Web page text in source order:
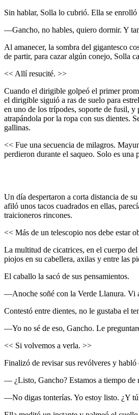
Sin hablar, Solla lo cubrió. Ella se enrolló
—Gancho, no hables, quiero dormir. Y
Al amanecer, la sombra del gigantesco
de partir, para cazar algún conejo, Solla
<< Allí resucité. >>
Cuando el dirigible golpeó el primer
el dirigible siguió a ras de suelo para
en uno de los trípodes, soporte de fusil,
atrapándola por la ropa con sus dientes.
gallinas.
<< Fue una secuencia de milagros.
perdieron durante el saqueo. Solo es una
Un día despertaron a corta distancia de
afiló unos tacos cuadrados en ellas,
traicioneros rincones.
<< Más de un telescopio nos debe estar
La multitud de cicatrices, en el cuerpo
piojos en su cabellera, axilas y entre las
El caballo la sacó de sus pensamientos.
—Anoche soñé con la Verde Llanura. Vi
Contestó entre dientes, no le gustaba el
—Yo no sé de eso, Gancho. Le
<< Si volvemos a verla. >>
Finalizó de revisar sus revólveres y
— ¿Listo, Gancho? Estamos a tiempo de
—No digas tonterías. Yo estoy listo. ¿Y